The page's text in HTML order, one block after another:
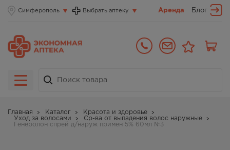
Симферополь Выбрать аптеку Аренда Блог
Главная Каталог
Красота и здоровье
Уход за волосами
Ср-ва от выпадения волос наружные
Генеролон спрей д/наруж примен 5% 60мл №3